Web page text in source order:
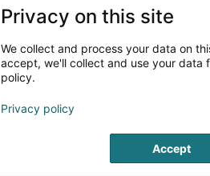
Privacy on this site
We collect and process your data on
accept, we'll collect and use your data
policy.
Privacy policy
Accept